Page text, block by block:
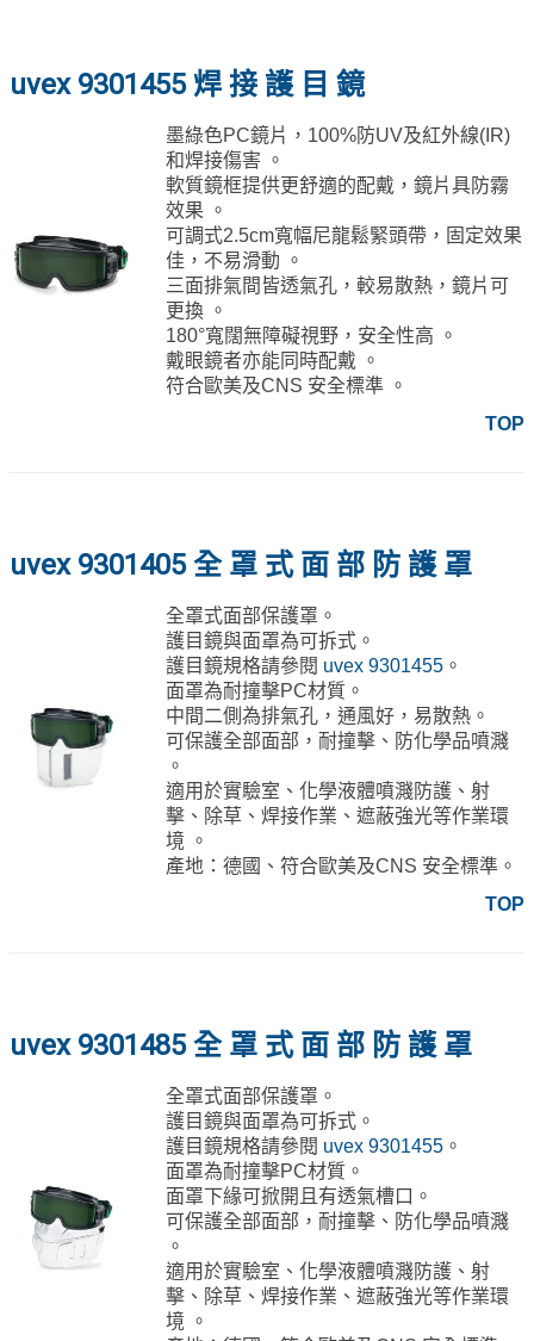
uvex 9301455 焊 接 護 目 鏡
墨綠色PC鏡片，100%防UV及紅外線(IR)
和焊接傷害 。
軟質鏡框提供更舒適的配戴，鏡片具防霧
效果 。
可調式2.5cm寬幅尼龍鬆緊頭帶，固定效果
佳，不易滑動 。
三面排氣間皆透氣孔，較易散熱，鏡片可
更換 。
180°寬闊無障礙視野，安全性高 。
戴眼鏡者亦能同時配戴 。
符合歐美及CNS 安全標準 。
TOP
uvex 9301405 全 罩 式 面 部 防 護 罩
全罩式面部保護罩。
護目鏡與面罩為可拆式。
護目鏡規格請參閱 uvex 9301455。
面罩為耐撞擊PC材質。
中間二側為排氣孔，通風好，易散熱。
可保護全部面部，耐撞擊、防化學品噴濺
。
適用於實驗室、化學液體噴濺防護、射
擊、除草、焊接作業、遮蔽強光等作業環
境 。
產地：德國、符合歐美及CNS 安全標準。
TOP
uvex 9301485 全 罩 式 面 部 防 護 罩
全罩式面部保護罩。
護目鏡與面罩為可拆式。
護目鏡規格請參閱 uvex 9301455。
面罩為耐撞擊PC材質。
面罩下緣可掀開且有透氣槽口。
可保護全部面部，耐撞擊、防化學品噴濺
。
適用於實驗室、化學液體噴濺防護、射
擊、除草、焊接作業、遮蔽強光等作業環
境 。